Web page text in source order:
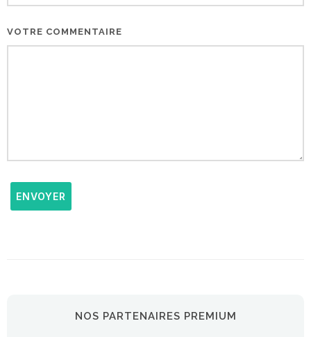
VOTRE COMMENTAIRE
ENVOYER
NOS PARTENAIRES PREMIUM